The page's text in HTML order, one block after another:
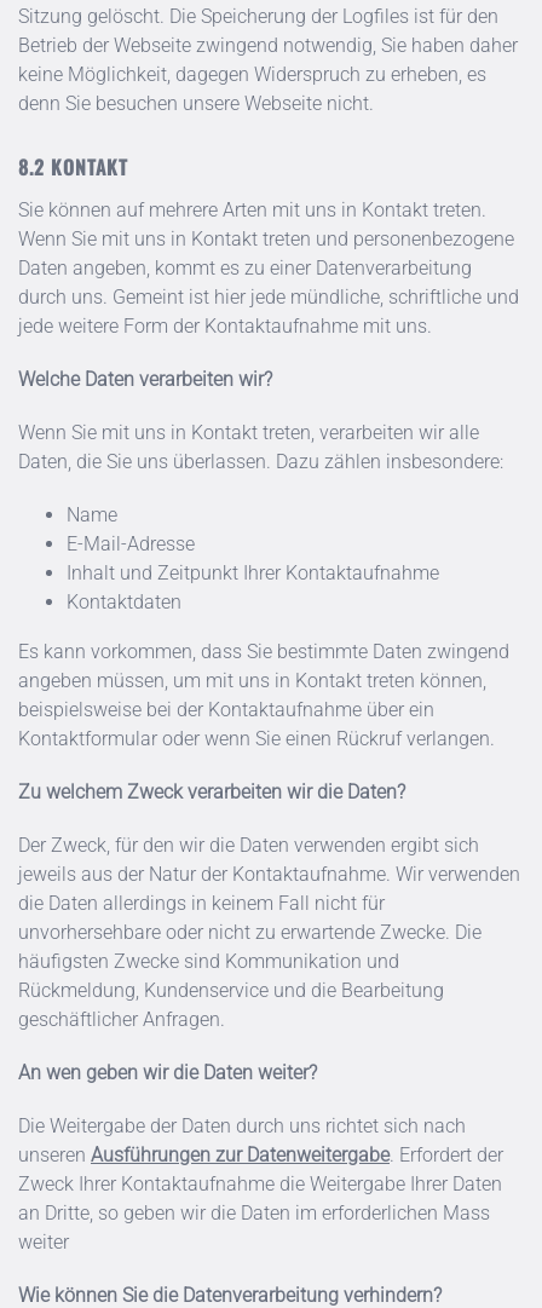
Sitzung gelöscht. Die Speicherung der Logfiles ist für den
Betrieb der Webseite zwingend notwendig, Sie haben daher
keine Möglichkeit, dagegen Widerspruch zu erheben, es
denn Sie besuchen unsere Webseite nicht.
KONTAKT
Sie können auf mehrere Arten mit uns in Kontakt treten.
Wenn Sie mit uns in Kontakt treten und personenbezogene
Daten angeben, kommt es zu einer Datenverarbeitung
durch uns. Gemeint ist hier jede mündliche, schriftliche und
jede weitere Form der Kontaktaufnahme mit uns.
Welche Daten verarbeiten wir?
Wenn Sie mit uns in Kontakt treten, verarbeiten wir alle
Daten, die Sie uns überlassen. Dazu zählen insbesondere:
Name
E-Mail-Adresse
Inhalt und Zeitpunkt Ihrer Kontaktaufnahme
Kontaktdaten
Es kann vorkommen, dass Sie bestimmte Daten zwingend
angeben müssen, um mit uns in Kontakt treten können,
beispielsweise bei der Kontaktaufnahme über ein
Kontaktformular oder wenn Sie einen Rückruf verlangen.
Zu welchem Zweck verarbeiten wir die Daten?
Der Zweck, für den wir die Daten verwenden ergibt sich
jeweils aus der Natur der Kontaktaufnahme. Wir verwenden
die Daten allerdings in keinem Fall nicht für
unvorhersehbare oder nicht zu erwartende Zwecke. Die
häufigsten Zwecke sind Kommunikation und
Rückmeldung, Kundenservice und die Bearbeitung
geschäftlicher Anfragen.
An wen geben wir die Daten weiter?
Die Weitergabe der Daten durch uns richtet sich nach
unseren Ausführungen zur Datenweitergabe. Erfordert der
Zweck Ihrer Kontaktaufnahme die Weitergabe Ihrer Daten
an Dritte, so geben wir die Daten im erforderlichen Mass
weiter
Wie können Sie die Datenverarbeitung verhindern?